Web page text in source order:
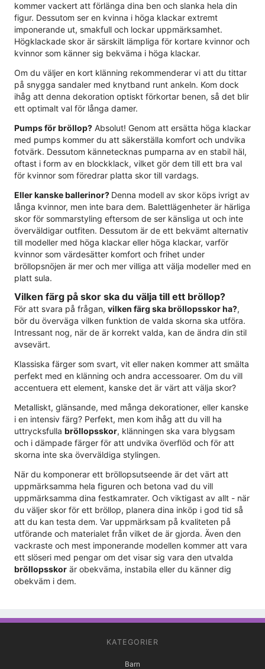
kommer vackert att förlänga dina ben och slanka hela din
figur. Dessutom ser en kvinna i höga klackar extremt
imponerande ut, smakfull och lockar uppmärksamhet.
Högklackade skor är särskilt lämpliga för kortare kvinnor och
kvinnor som känner sig bekväma i höga klackar.
Om du väljer en kort klänning rekommenderar vi att du tittar
på snygga sandaler med knytband runt ankeln. Kom dock
ihåg att denna dekoration optiskt förkortar benen, så det blir
ett optimalt val för långa damer.
Pumps för bröllop? Absolut! Genom att ersätta höga klackar
med pumps kommer du att säkerställa komfort och undvika
fotvärk. Dessutom kännetecknas pumparna av en stabil häl,
oftast i form av en blockklack, vilket gör dem till ett bra val
för kvinnor som föredrar platta skor till vardags.
Eller kanske ballerinor? Denna modell av skor köps ivrigt av
långa kvinnor, men inte bara dem. Balettlägenheter är härliga
skor för sommarstyling eftersom de ser känsliga ut och inte
överväldigar outfiten. Dessutom är de ett bekvämt alternativ
till modeller med höga klackar eller höga klackar, varför
kvinnor som värdesätter komfort och frihet under
bröllopsnöjen är mer och mer villiga att välja modeller med en
platt sula.
Vilken färg på skor ska du välja till ett bröllop?
För att svara på frågan, vilken färg ska bröllopsskor ha?,
bör du överväga vilken funktion de valda skorna ska utföra.
Intressant nog, när de är korrekt valda, kan de ändra din stil
avsevärt.
Klassiska färger som svart, vit eller naken kommer att smälta
perfekt med en klänning och andra accessoarer. Om du vill
accentuera ett element, kanske det är värt att välja skor?
Metalliskt, glänsande, med många dekorationer, eller kanske
i en intensiv färg? Perfekt, men kom ihåg att du vill ha
uttrycksfulla bröllopsskor, klänningen ska vara blygsam
och i dämpade färger för att undvika överflöd och för att
skorna inte ska överväldiga stylingen.
När du komponerar ett bröllopsutseende är det värt att
uppmärksamma hela figuren och betona vad du vill
uppmärksamma dina festkamrater. Och viktigast av allt - när
du väljer skor för ett bröllop, planera dina inköp i god tid så
att du kan testa dem. Var uppmärksam på kvaliteten på
utförande och materialet från vilket de är gjorda. Även den
vackraste och mest imponerande modellen kommer att vara
ett slöseri med pengar om det visar sig vara den utvalda
bröllopsskor är obekväma, instabila eller du känner dig
obekväm i dem.
KATEGORIER
Barn